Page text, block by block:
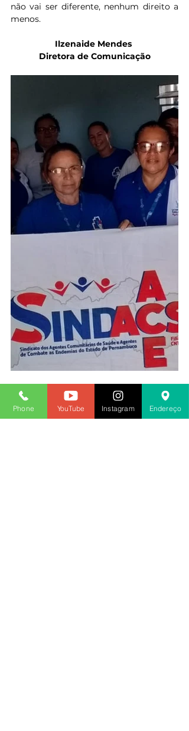
não vai ser diferente, nenhum direito a
menos.
Ilzenaide Mendes
Diretora de Comunicação
Phone YouTube Instagram Endereço